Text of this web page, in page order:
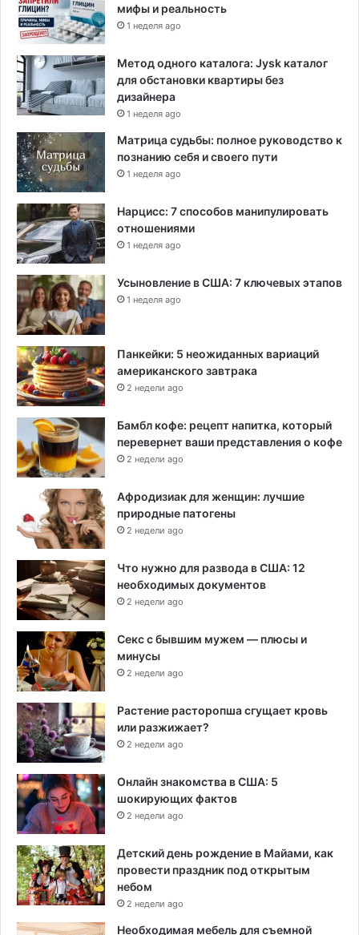
м
ы
м
в
ы
с
к
и
м
п
о
к
а
з
а
т
е
л
е
м
с
2
7
о
мифы и реальность
1 неделя ago
Метод одного каталога: Jysk каталог
для обстановки квартиры без
дизайнера
1 неделя ago
Матрица судьбы: полное руководство к
познанию себя и своего пути
1 неделя ago
Нарцисс: 7 способов манипулировать
отношениями
1 неделя ago
Усыновление в США: 7 ключевых этапов
1 неделя ago
Панкейки: 5 неожиданных вариаций
американского завтрака
2 недели ago
Бамбл кофе: рецепт напитка, который
перевернет ваши представления о кофе
2 недели ago
Афродизиак для женщин: лучшие
природные патогены
2 недели ago
Что нужно для развода в США: 12
необходимых документов
2 недели ago
Секс с бывшим мужем — плюсы и
минусы
2 недели ago
Растение расторопша сгущает кровь
или разжижает?
2 недели ago
Онлайн знакомства в США: 5
шокирующих фактов
2 недели ago
Детский день рождение в Майами, как
провести праздник под открытым
небом
2 недели ago
Необходимая мебель для съемной